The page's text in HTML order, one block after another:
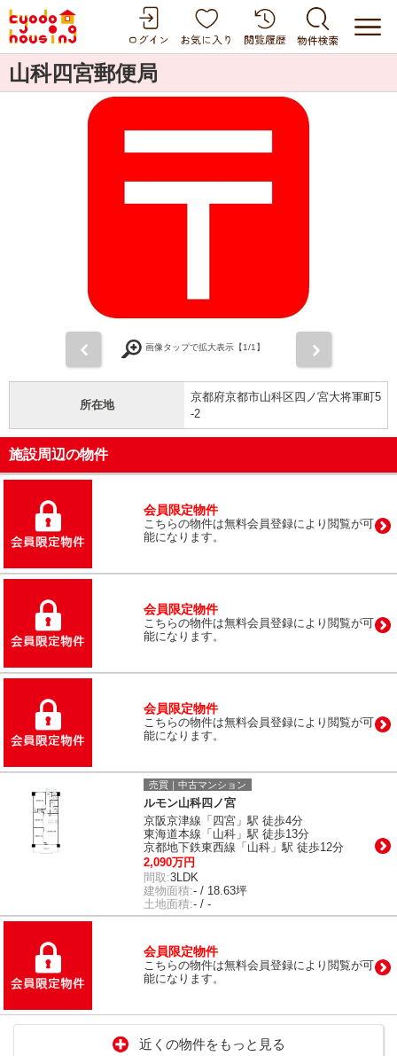
山科四宮郵便局
画像タップで拡大表示【1/1】
所在地
京都府京都市山科区四ノ宮大将軍町5
-2
施設周辺の物件
会員限定物件
こちらの物件は無料会員登録により閲覧が可
能になります。
会員限定物件
こちらの物件は無料会員登録により閲覧が可
能になります。
会員限定物件
こちらの物件は無料会員登録により閲覧が可
能になります。
売買｜中古マンション
ルモン山科四ノ宮
京阪京津線「四宮」駅 徒歩4分
東海道本線「山科」駅 徒歩13分
京都地下鉄東西線「山科」駅 徒歩12分
2,090万円
間取:3LDK
建物面積:- / 18.63坪
土地面積:- / -
会員限定物件
こちらの物件は無料会員登録により閲覧が可
能になります。
近くの物件をもっと見る